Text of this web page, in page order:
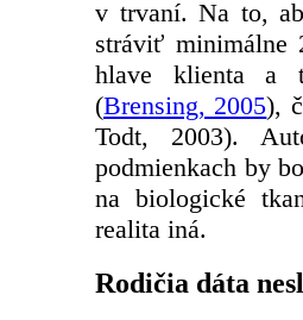
v trvaní. Na to,
stráviť minimálne
hlave klienta a
(Brensing, 2005),
Todt, 2003).
podmienkach by
na biologické
realita iná.
Rodičia dáta